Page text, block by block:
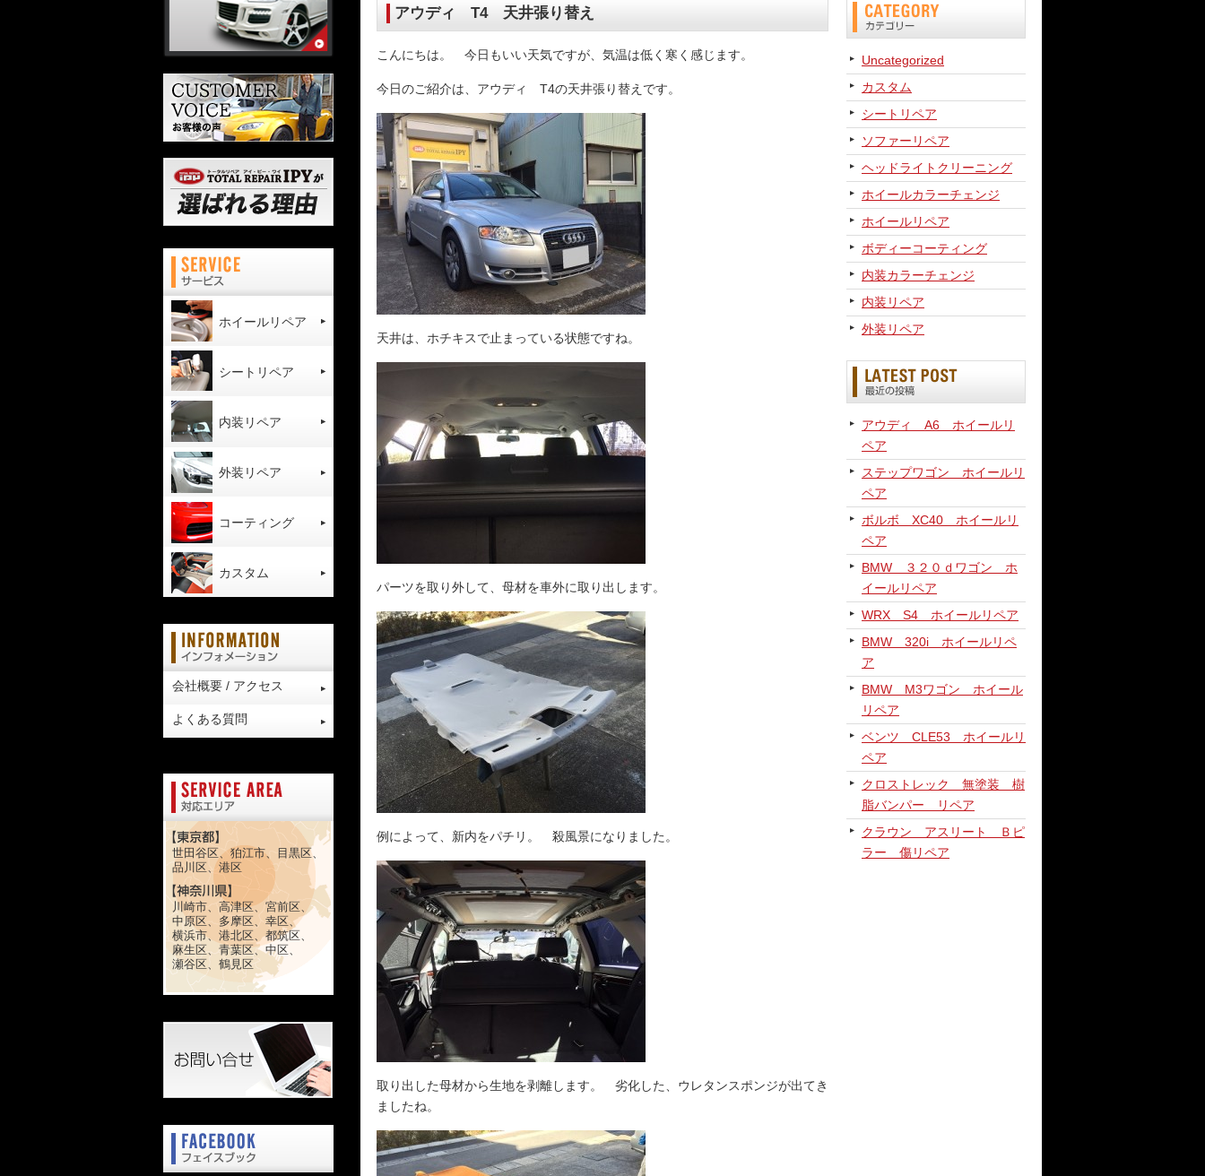
アウディ T4 天井張り替え
こんにちは。 今日もいい天気ですが、気温は低く寒く感じます。
今日のご紹介は、アウディ T4の天井張り替えです。
天井は、ホチキスで止まっている状態ですね。
パーツを取り外して、母材を車外に取り出します。
例によって、新内をパチリ。 殺風景になりました。
取り出した母材から生地を剥離します。 劣化した、ウレタンスポンジが出てき
ましたね。
Uncategorized
カスタム
シートリペア
ソファーリペア
ヘッドライトクリーニング
ホイールカラーチェンジ
ホイールリペア
ボディーコーティング
内装カラーチェンジ
内装リペア
外装リペア
アウディ A6 ホイールリ
ペア
ステップワゴン ホイールリ
ペア
ボルボ XC40 ホイールリ
ペア
BMW ３２０ｄワゴン ホ
イールリペア
WRX S4 ホイールリペア
BMW 320i ホイールリペ
ア
BMW M3ワゴン ホイール
リペア
ベンツ CLE53 ホイールリ
ペア
クロストレック 無塗装 樹
脂バンパー リペア
クラウン アスリート Ｂピ
ラー 傷リペア
ホイールリペア
シートリペア
内装リペア
外装リペア
コーティング
カスタム
会社概要 / アクセス
よくある質問
世田谷区、狛江市、目黒区、
品川区、港区
川崎市、高津区、宮前区、
中原区、多摩区、幸区、
横浜市、港北区、都筑区、
麻生区、青葉区、中区、
瀬谷区、鶴見区